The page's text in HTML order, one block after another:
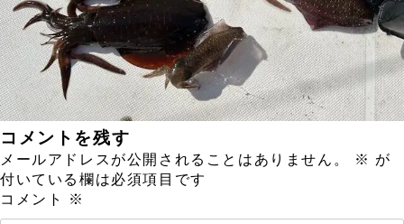
コメントを残す
メールアドレスが公開されることはありません。 ※ が
付いている欄は必須項目です
コメント
※